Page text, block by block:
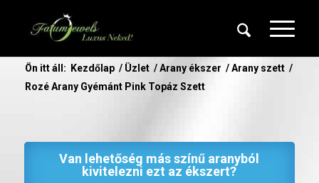
Ön itt áll: Kezdőlap / Üzlet / Arany ékszer / Arany szett /
Rozé Arany Gyémánt Pink Topáz Szett
Van lehetőség más színű aranyból
kivitelezni ezt az ékszert?